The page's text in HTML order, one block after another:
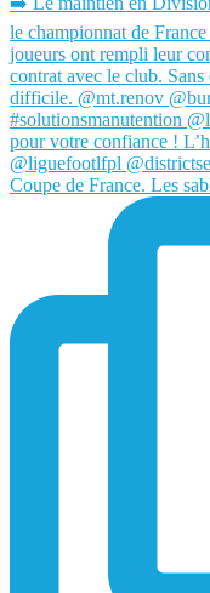
Coupe de France. Les